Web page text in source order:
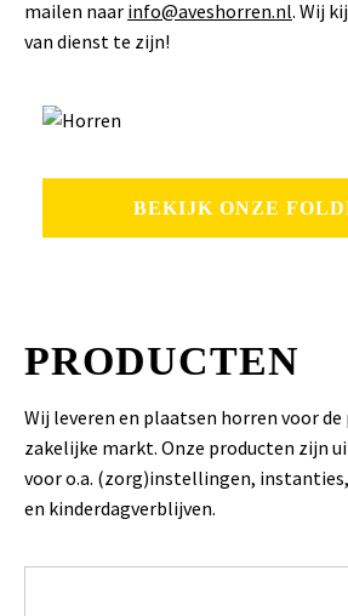
mailen naar info@aveshorren.nl. Wij
van dienst te zijn!
BEKIJK ONZE
PRODUCTEN
Wij leveren en plaatsen horren voor
zakelijke markt. Onze producten zijn
voor o.a. (zorg)instellingen,
en kinderdagverblijven.